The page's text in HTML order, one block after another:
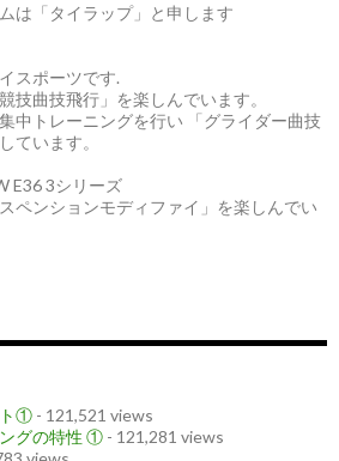
は「タイラップ」と申します
スポーツです.
技曲技飛行」を楽しんでいます。
中トレーニングを行い 「グライダー曲技
ています。
E36 3シリーズ
ペンションモディファイ」を楽しんでい
ト① - 121,521 views
グの特性 ① - 121,281 views